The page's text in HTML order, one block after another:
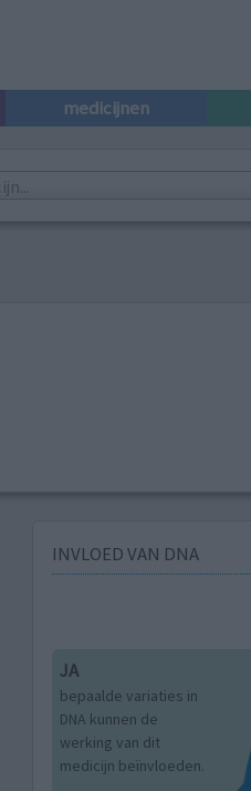
medicijnen
INVLOED VAN DNA
JA
bepaalde variaties in
DNA kunnen de
werking van dit
medicijn beïnvloeden.